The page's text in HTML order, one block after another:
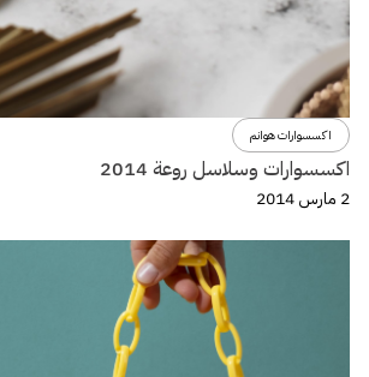
اكسسوارات هوانم
اكسسوارات وسلاسل روعة 2014
2 مارس 2014